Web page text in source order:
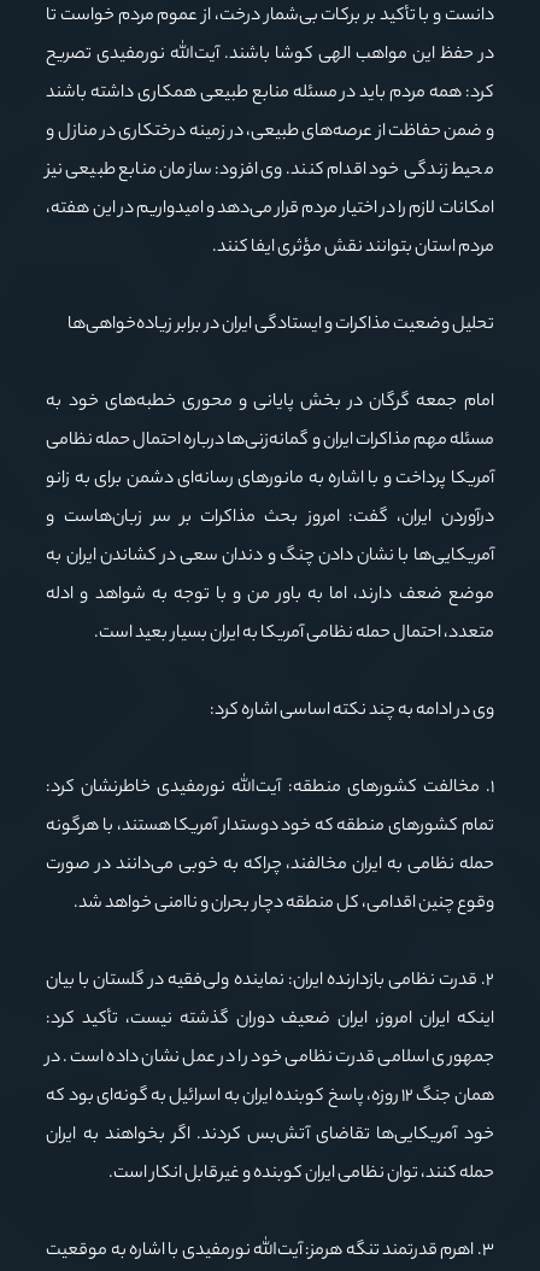
دانست و با تأکید بر برکات بی‌شمار درخت، از عموم مردم خواست تا
در حفظ این مواهب الهی کوشا باشند. آیت‌الله نورمفیدی تصریح
کرد: همه مردم باید در مسئله منابع طبیعی همکاری داشته باشند
و ضمن حفاظت از عرصه‌های طبیعی، در زمینه درختکاری در منازل و
محیط زندگی خود اقدام کنند. وی افزود: سازمان منابع طبیعی نیز
امکانات لازم را در اختیار مردم قرار می‌دهد و امیدواریم در این هفته،
مردم استان بتوانند نقش مؤثری ایفا کنند.
تحلیل وضعیت مذاکرات و ایستادگی ایران در برابر زیاده‌خواهی‌ها
امام جمعه گرگان در بخش پایانی و محوری خطبه‌های خود به
مسئله مهم مذاکرات ایران و گمانه‌زنی‌ها درباره احتمال حمله نظامی
آمریکا پرداخت و با اشاره به مانورهای رسانه‌ای دشمن برای به زانو
درآوردن ایران، گفت: امروز بحث مذاکرات بر سر زبان‌هاست و
آمریکایی‌ها با نشان دادن چنگ و دندان سعی در کشاندن ایران به
موضع ضعف دارند، اما به باور من و با توجه به شواهد و ادله
متعدد، احتمال حمله نظامی آمریکا به ایران بسیار بعید است.
وی در ادامه به چند نکته اساسی اشاره کرد:
۱. مخالفت کشورهای منطقه: آیت‌الله نورمفیدی خاطرنشان کرد:
تمام کشورهای منطقه که خود دوستدار آمریکا هستند، با هرگونه
حمله نظامی به ایران مخالفند، چراکه به خوبی می‌دانند در صورت
وقوع چنین اقدامی، کل منطقه دچار بحران و ناامنی خواهد شد.
۲. قدرت نظامی بازدارنده ایران: نماینده ولی‌فقیه در گلستان با بیان
اینکه ایران امروز، ایران ضعیف دوران گذشته نیست، تأکید کرد:
جمهوری اسلامی قدرت نظامی خود را در عمل نشان داده است. در
همان جنگ ۱۲ روزه، پاسخ کوبنده ایران به اسرائیل به گونه‌ای بود که
خود آمریکایی‌ها تقاضای آتش‌بس کردند. اگر بخواهند به ایران
حمله کنند، توان نظامی ایران کوبنده و غیرقابل انکار است.
۳. اهرم قدرتمند تنگه هرمز: آیت‌الله نورمفیدی با اشاره به موقعیت